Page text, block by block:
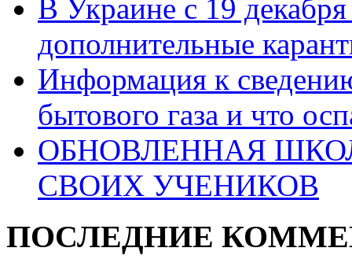
В Украине с 19 декабря
дополнительные
Информация к
бытового газа и что
ОБНОВЛЕННАЯ
СВОИХ УЧЕНИКОВ
ПОСЛЕДНИЕ